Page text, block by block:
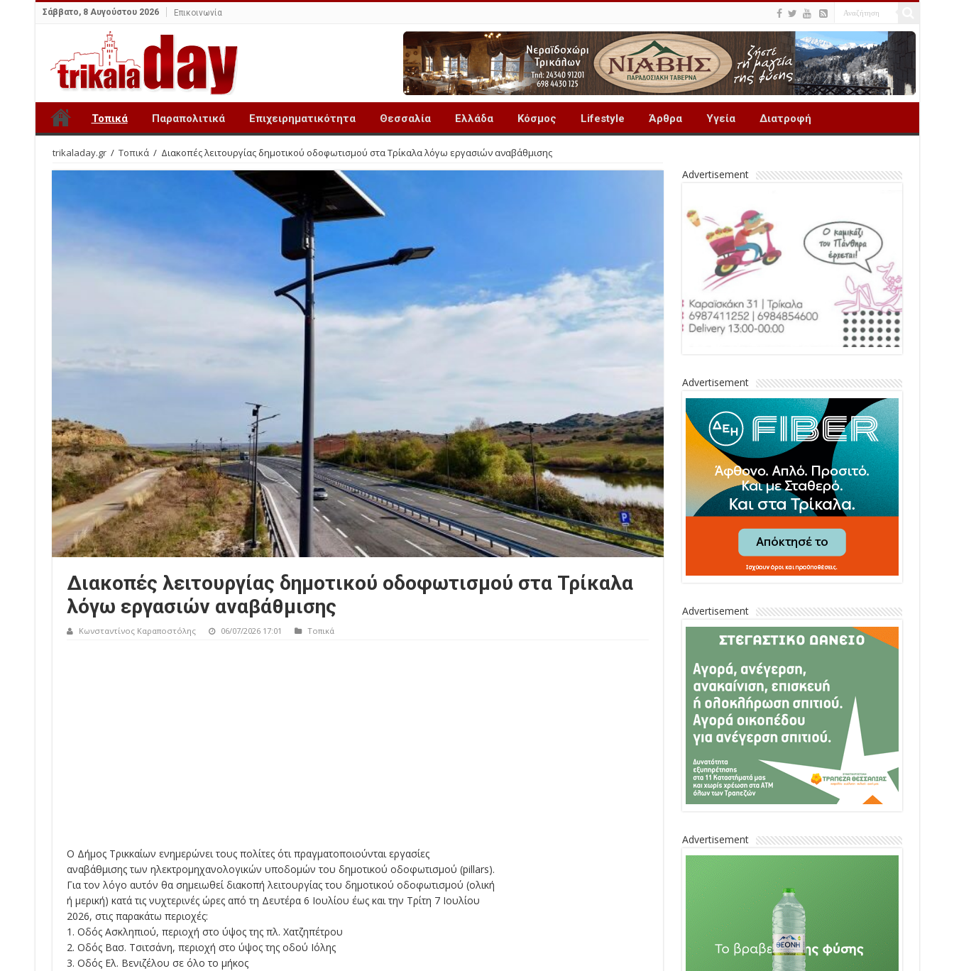
Σάββατο, 8 Αυγούστου 2026 Επικοινωνία
Τοπικά Παραπολιτικά Επιχειρηματικότητα Θεσσαλία Ελλάδα Κόσμος Lifestyle Άρθρα Υγεία Διατροφή
trikaladay.gr / Τοπικά / Διακοπές λειτουργίας δημοτικού οδοφωτισμού στα Τρίκαλα λόγω εργασιών αναβάθμισης
Διακοπές λειτουργίας δημοτικού οδοφωτισμού στα Τρίκαλα
λόγω εργασιών αναβάθμισης
Κωνσταντίνος Καραποστόλης 06/07/2026 17:01 Τοπικά
Ο Δήμος Τρικκαίων ενημερώνει τους πολίτες ότι πραγματοποιούνται εργασίες
αναβάθμισης των ηλεκτρομηχανολογικών υποδομών του δημοτικού οδοφωτισμού (pillars).
Για τον λόγο αυτόν θα σημειωθεί διακοπή λειτουργίας του δημοτικού οδοφωτισμού (ολική
ή μερική) κατά τις νυχτερινές ώρες από τη Δευτέρα 6 Ιουλίου έως και την Τρίτη 7 Ιουλίου
2026, στις παρακάτω περιοχές:
1. Οδός Ασκληπιού, περιοχή στο ύψος της πλ. Χατζηπέτρου
2. Οδός Βασ. Τσιτσάνη, περιοχή στο ύψος της οδού Ιόλης
3. Οδός Ελ. Βενιζέλου σε όλο το μήκος
Advertisement
Advertisement
Advertisement
Advertisement